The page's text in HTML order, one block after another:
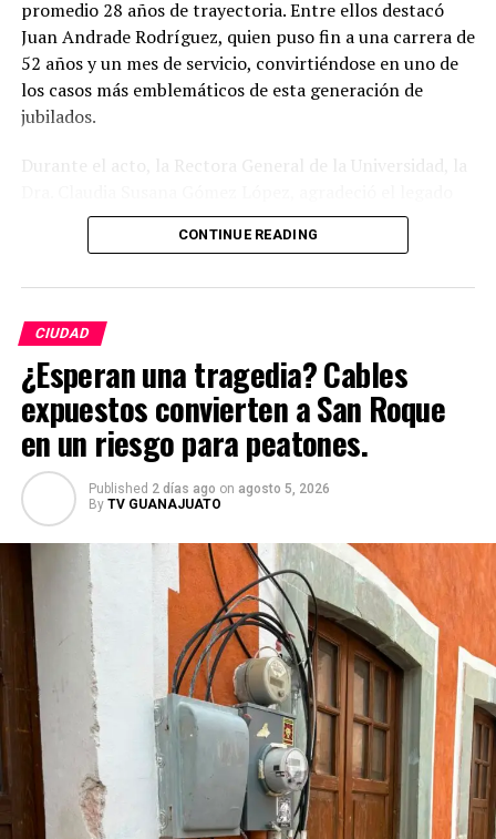
promedio 28 años de trayectoria. Entre ellos destacó
Juan Andrade Rodríguez, quien puso fin a una carrera de
52 años y un mes de servicio, convirtiéndose en uno de
los casos más emblemáticos de esta generación de
jubilados.
Durante el acto, la Rectora General de la Universidad, la
de quienes dedicaron gran parte de su vida a fortalecer
la máxima casa de estudios del estado. En su mensaje,
tiempo que reconoció la labor desempeñada en aulas,
laboratorios, bibliotecas, oficinas, espacios culturales,
áreas de mantenimiento, seguridad y administración.
“No les digo felicidades; les digo gracias”, expresó, al
destacar que el crecimiento de la Universidad ha sido
posible gracias al esfuerzo de generaciones de
trabajadoras y trabajadores.
Las personas homenajeadas pertenecen a los distintos
campus y áreas de la institución: cinco del Campus
Celaya-Salvatierra, 14 del Campus Guanajuato, cinco del
Campus Irapuato-Salamanca, nueve del Campus León,
16 del Colegio del Nivel Medio Superior y 11 de la
Rectoría General. Como parte de la ceremonia también
se impartió la conferencia “Jubilación, un cambio de
vida, no un final”, reforzando el mensaje de que el retiro
laboral representa una oportunidad para emprender
nuevos proyectos, mientras el legado de quienes
dedicaron décadas a la educación universitaria
permanece en las generaciones presentes y futuras.
CONTINUE READING
CIUDAD
¿Esperan una tragedia? Cables
expuestos convierten a San Roque
en un riesgo para peatones.
Published 2 días ago on agosto 5, 2026
By TV GUANAJUATO